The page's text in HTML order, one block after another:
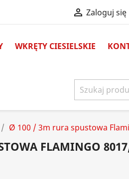
 Zaloguj się
WKRĘTY CIESIELSKIE
Ø 100 / 3m rura spustowa
FLAMINGO